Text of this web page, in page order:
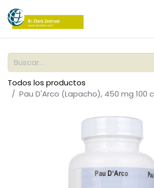
Todos los productos
Pau D'Arco (Lapacho), 450 mg 100